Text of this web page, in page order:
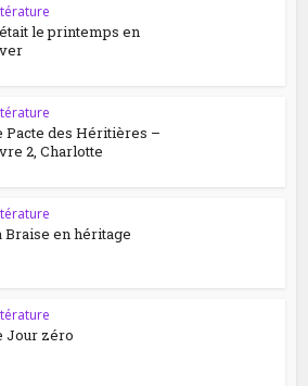
le printemps en
Pacte des Héritières –
2, Charlotte
Braise en héritage
Jour zéro